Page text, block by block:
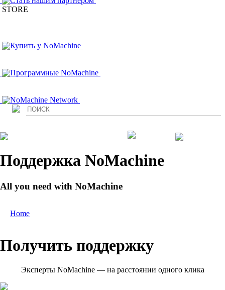
STORE
Купить у NoMachine
Программные NoMachine
NoMachine Network
Поддержка NoMachine
All you need with NoMachine
Home
Получить поддержку
Эксперты NoMachine — на расстоянии одного клика